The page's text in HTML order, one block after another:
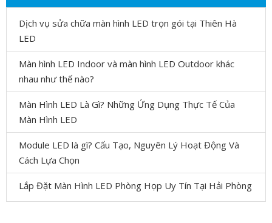
Dịch vụ sửa chữa màn hình LED trọn gói tại Thiên Hà
LED
Màn hình LED Indoor và màn hình LED Outdoor khác
nhau như thế nào?
Màn Hình LED Là Gì? Những Ứng Dụng Thực Tế Của
Màn Hình LED
Module LED là gì? Cấu Tạo, Nguyên Lý Hoạt Động Và
Cách Lựa Chọn
Lắp Đặt Màn Hình LED Phòng Họp Uy Tín Tại Hải Phòng